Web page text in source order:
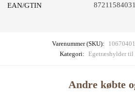
EAN/GTIN
Varenummer (SKU):
Kategori: Egetræshylder til
Andre købte